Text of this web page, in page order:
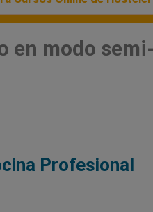
en modo
Profesional